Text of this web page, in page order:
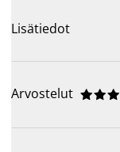
Lisätiedot
Arvostelut 


